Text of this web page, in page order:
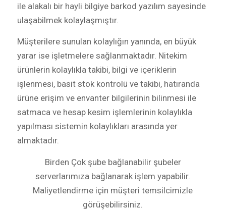
ile alakalı bir hayli bilgiye barkod yazılım sayesinde
ulaşabilmek kolaylaşmıştır.
Müşterilere sunulan kolaylığın yanında, en büyük
yarar ise işletmelere sağlanmaktadır. Nitekim
ürünlerin kolaylıkla takibi, bilgi ve içeriklerin
işlenmesi, basit stok kontrolü ve takibi, hatıranda
ürüne erişim ve envanter bilgilerinin bilinmesi ile
satmaca ve hesap kesim işlemlerinin kolaylıkla
yapılması sistemin kolaylıkları arasında yer
almaktadır.
Birden Çok şube bağlanabilir şubeler
serverlarımıza bağlanarak işlem yapabilir.
Maliyetlendirme için müşteri temsilcimizle
görüşebilirsiniz.